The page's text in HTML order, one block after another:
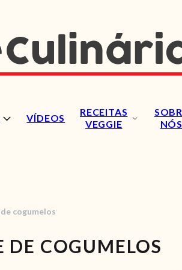
VÍDEOS
RECEITAS
VEGGIE
NÓS
RECEITAS
VÍDEOS
cogumelos
DE COGUMELOS